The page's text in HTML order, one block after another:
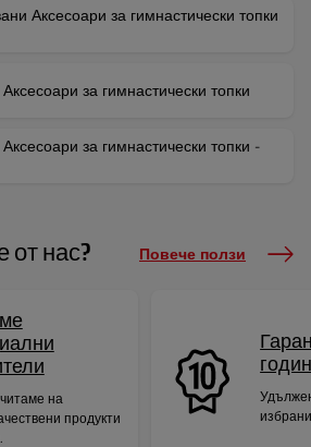
Аксесоари за гимнастически топки
за гимнастически топки
за гимнастически топки -
от нас? Повече ползи
на
продукти